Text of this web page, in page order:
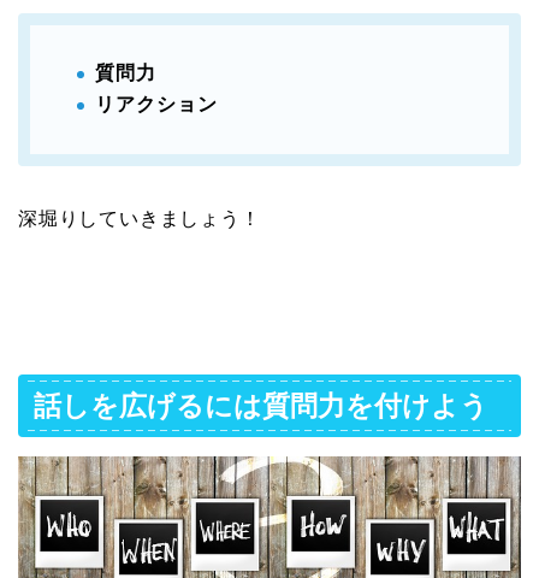
質問力
リアクション
深堀りしていきましょう！
話しを広げるには質問力を付けよう